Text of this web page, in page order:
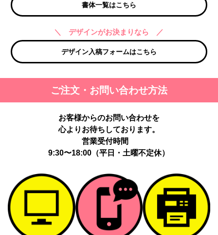
書体一覧はこちら
＼ デザインがお決まりなら ／
デザイン入稿フォームはこちら
ご注文・お問い合わせ方法
お客様からのお問い合わせを
心よりお待ちしております。
営業受付時間
9:30〜18:00（平日・土曜不定休）